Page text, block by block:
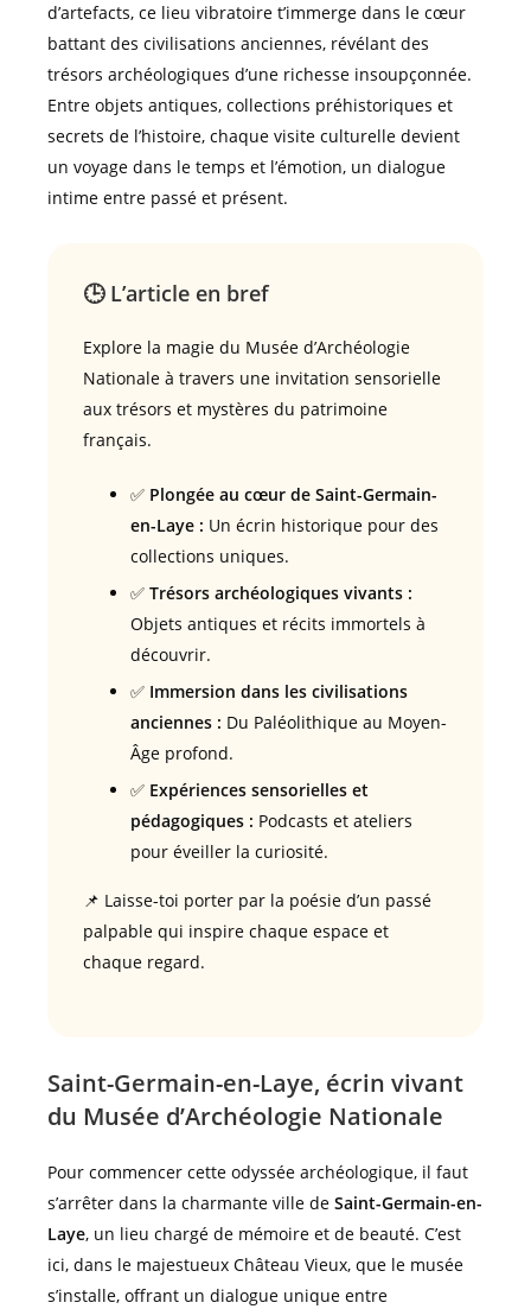
d’artefacts, ce lieu vibratoire t’immerge dans le cœur
battant des civilisations anciennes, révélant des
trésors archéologiques d’une richesse insoupçonnée.
Entre objets antiques, collections préhistoriques et
secrets de l’histoire, chaque visite culturelle devient
un voyage dans le temps et l’émotion, un dialogue
intime entre passé et présent.
🕒 L’article en bref
Explore la magie du Musée d’Archéologie
Nationale à travers une invitation sensorielle
aux trésors et mystères du patrimoine
français.
✅ Plongée au cœur de Saint-Germain-
en-Laye : Un écrin historique pour des
collections uniques.
✅ Trésors archéologiques vivants :
Objets antiques et récits immortels à
découvrir.
✅ Immersion dans les civilisations
anciennes : Du Paléolithique au Moyen-
Âge profond.
✅ Expériences sensorielles et
pédagogiques : Podcasts et ateliers
pour éveiller la curiosité.
📌 Laisse-toi porter par la poésie d’un passé
palpable qui inspire chaque espace et
chaque regard.
Saint-Germain-en-Laye, écrin vivant
du Musée d’Archéologie Nationale
Pour commencer cette odyssée archéologique, il faut
s’arrêter dans la charmante ville de Saint-Germain-en-
Laye, un lieu chargé de mémoire et de beauté. C’est
ici, dans le majestueux Château Vieux, que le musée
s’installe, offrant un dialogue unique entre